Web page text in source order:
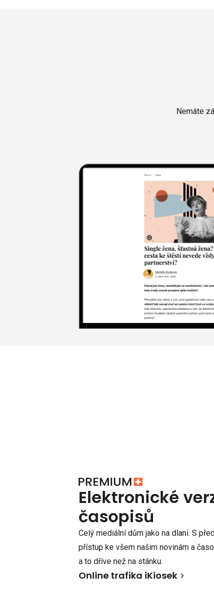
Nemáte
Elektronické
časopisů
Celý mediální dům jako na dlani. S
přístup ke všem našim novinám a
a to dříve než na stánku.
Online trafika iKiosek